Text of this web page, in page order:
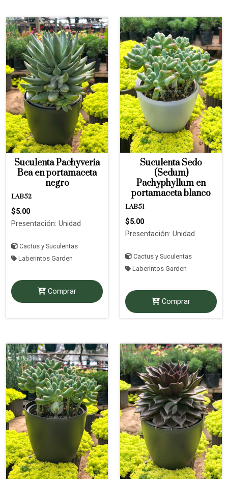
Suculenta Pachyveria
Bea en portamaceta
negro
LAB52
$5.00
Presentación: Unidad
Cactus y Suculentas
Laberintos Garden
Comprar
Suculenta Sedo
(Sedum)
Pachyphyllum en
portamaceta blanco
LAB51
$5.00
Presentación: Unidad
Cactus y Suculentas
Laberintos Garden
Comprar